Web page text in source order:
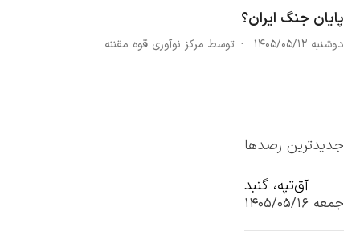
جدیدترین رصدها
آق‌تپه، گنبد
جمعه ۱۴۰۵/۰۵/۱۶
پایان جنگ ایران؟
دوشنبه ۱۴۰۵/۰۵/۱۲ توسط مرکز نوآوری قوه مقننه